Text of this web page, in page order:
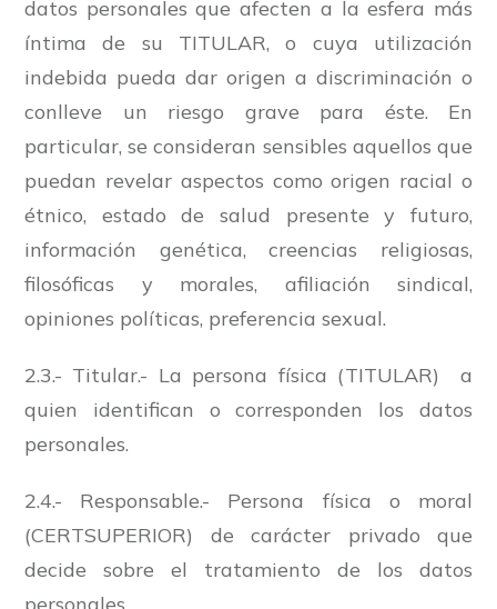
datos personales que afecten a la esfera más
íntima de su TITULAR, o cuya utilización
indebida pueda dar origen a discriminación o
conlleve un riesgo grave para éste. En
particular, se consideran sensibles aquellos que
puedan revelar aspectos como origen racial o
étnico, estado de salud presente y futuro,
información genética, creencias religiosas,
filosóficas y morales, afiliación sindical,
opiniones políticas, preferencia sexual.
2.3.- Titular.- La persona física (TITULAR) a
quien identifican o corresponden los datos
personales.
2.4.- Responsable.- Persona física o moral
(CERTSUPERIOR) de carácter privado que
decide sobre el tratamiento de los datos